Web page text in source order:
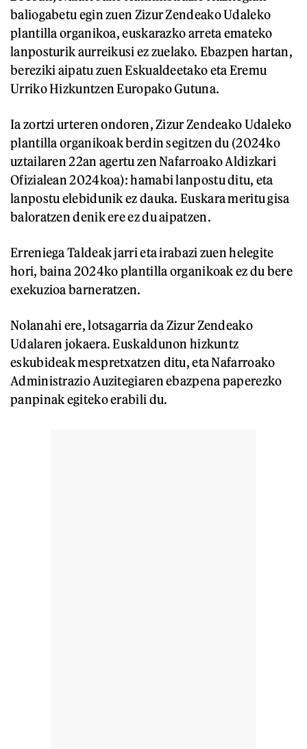
baliogabetu egin zuen Zizur Zendeako Udaleko
plantilla organikoa, euskarazko arreta emateko
lanposturik aurreikusi ez zuelako. Ebazpen hartan,
bereziki aipatu zuen Eskualdeetako eta Eremu
Urriko Hizkuntzen Europako Gutuna.
Ia zortzi urteren ondoren, Zizur Zendeako Udaleko
plantilla organikoak berdin segitzen du (2024ko
uztailaren 22an agertu zen Nafarroako Aldizkari
Ofizialean 2024koa): hamabi lanpostu ditu, eta
lanpostu elebidunik ez dauka. Euskara meritu gisa
baloratzen denik ere ez du aipatzen.
Erreniega Taldeak jarri eta irabazi zuen helegite
hori, baina 2024ko plantilla organikoak ez du bere
exekuzioa barneratzen.
Nolanahi ere, lotsagarria da Zizur Zendeako
Udalaren jokaera. Euskaldunon hizkuntz
eskubideak mespretxatzen ditu, eta Nafarroako
Administrazio Auzitegiaren ebazpena paperezko
panpinak egiteko erabili du.